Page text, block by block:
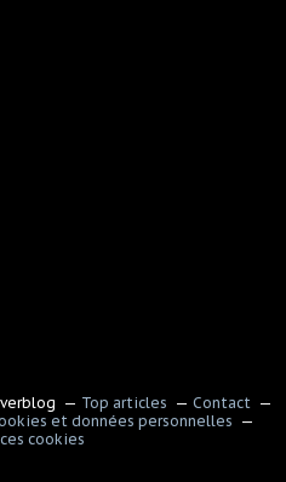
Top articles
Contact
et données personnelles
cookies